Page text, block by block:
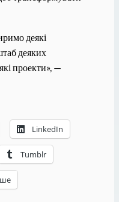
деякі
деяких
проекти», —
LinkedIn
Tumblr